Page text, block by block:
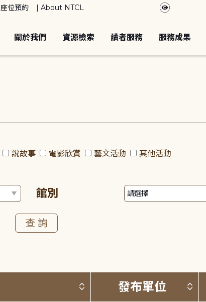
座位預約 About NTCL
關於我們 資源檢索 讀者服務 服務成果
說故事 電影欣賞 藝文活動 其他活動
館別
按標題排序 (升降冪)
發布單位 按